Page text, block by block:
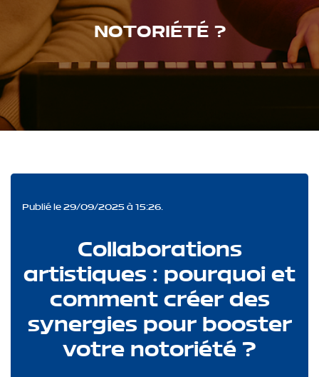
NOTORIÉTÉ ?
Publié le 29/09/2025 à 15:26.
Collaborations
artistiques : pourquoi et
comment créer des
synergies pour booster
votre notoriété ?